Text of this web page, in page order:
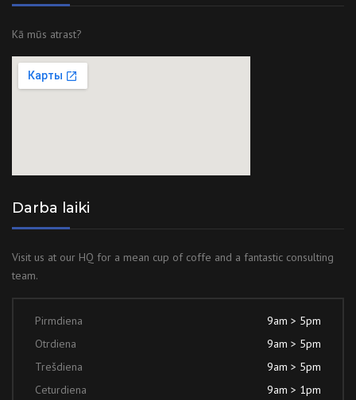
Kā mūs atrast?
Darba laiki
Visit us at our HQ for a mean cup of coffe and a fantastic consulting
team.
Pirmdiena
9am > 5pm
Otrdiena
9am > 5pm
Trešdiena
9am > 5pm
Ceturdiena
9am > 1pm